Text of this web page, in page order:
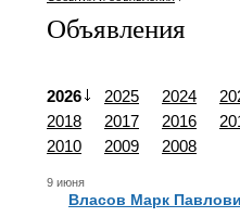
Объявления
2026 2025 2024
2018
2017 2016
2010
2009 2008
9 июня
Власов Марк